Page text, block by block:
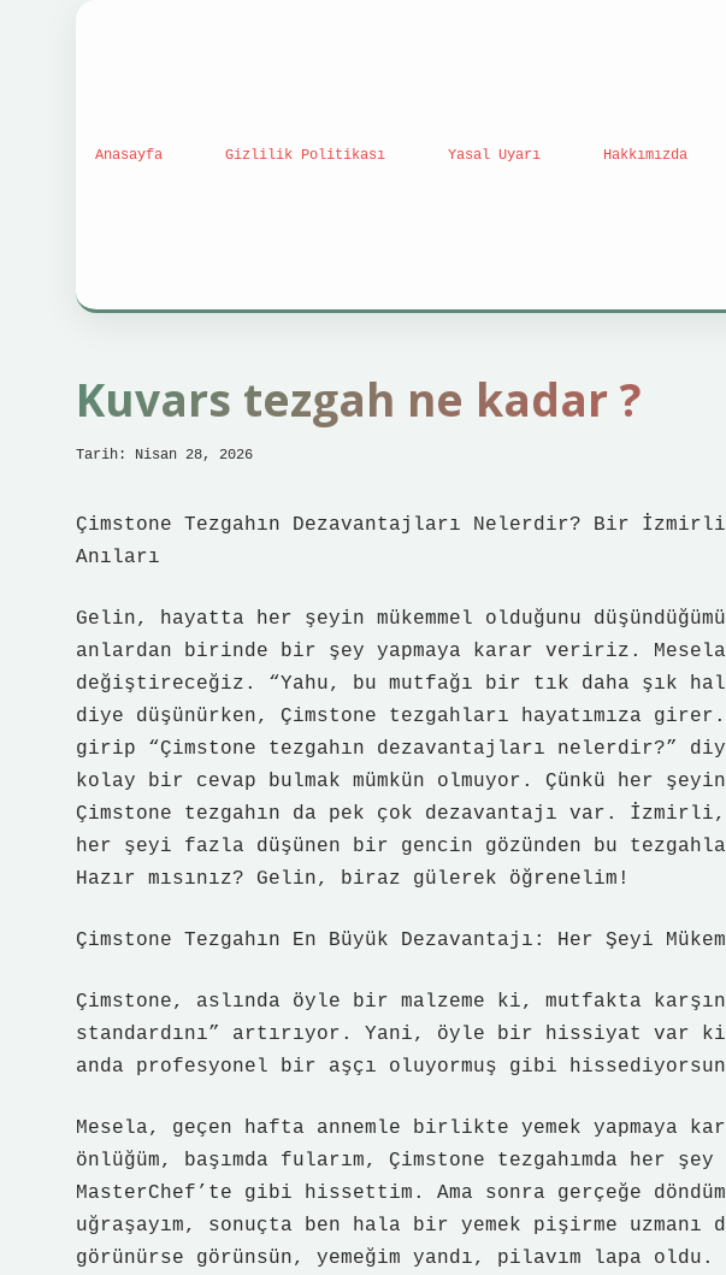
Anasayfa Gizlilik Politikası Yasal Uyarı Hakkımızda
Kuvars tezgah ne kadar ?
Tarih: Nisan 28, 2026
Çimstone Tezgahın Dezavantajları Nelerdir? Bir
Anıları
Gelin, hayatta her şeyin mükemmel olduğunu
anlardan birinde bir şey yapmaya karar veririz. Mesela
değiştireceğiz. “Yahu, bu mutfağı bir tık daha şık
diye düşünürken, Çimstone tezgahları hayatımıza girer.
girip “Çimstone tezgahın dezavantajları nelerdir?”
kolay bir cevap bulmak mümkün olmuyor. Çünkü her
Çimstone tezgahın da pek çok dezavantajı var.
her şeyi fazla düşünen bir gencin gözünden bu
Hazır mısınız? Gelin, biraz gülerek öğrenelim!
Çimstone Tezgahın En Büyük Dezavantajı: Her Şeyi
Çimstone, aslında öyle bir malzeme ki, mutfakta
standardını” artırıyor. Yani, öyle bir hissiyat var ki,
anda profesyonel bir aşçı oluyormuş gibi
Mesela, geçen hafta annemle birlikte yemek yapmaya
önlüğüm, başımda fularım, Çimstone tezgahımda her
MasterChef’te gibi hissettim. Ama sonra gerçeğe
uğraşayım, sonuçta ben hala bir yemek pişirme uzmanı
görünürse görünsün, yemeğim yandı, pilavım lapa oldu.